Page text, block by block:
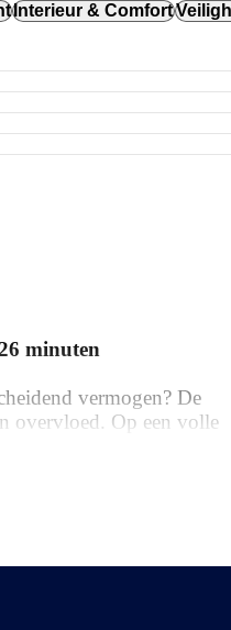
Interieur & Comfort
minuten
vermogen? De
overvloed. Op een volle
dagelijkse ritten
eenvoudig aan een
oplaadpunt thuis. Deze
met een tellerstand
behoren LED
achterbank en LED-
van deze complete auto.